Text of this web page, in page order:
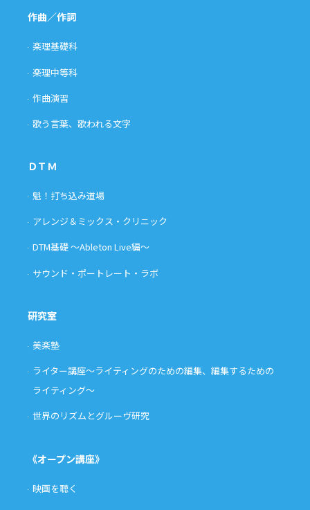
作曲／作詞
楽理基礎科
楽理中等科
作曲演習
歌う言葉、歌われる文字
ＤＴＭ
魁！打ち込み道場
アレンジ＆ミックス・クリニック
DTM基礎 〜Ableton Live編〜
サウンド・ポートレート・ラボ
研究室
美楽塾
ライター講座〜ライティングのための編集、編集するための
ライティング〜
世界のリズムとグルーヴ研究
《オープン講座》
映画を聴く